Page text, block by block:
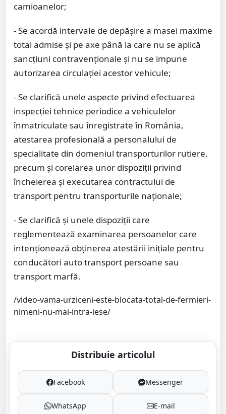
camioanelor;
- Se acordă intervale de depășire a masei maxime
total admise și pe axe până la care nu se aplică
sancțiuni contravenționale și nu se impune
autorizarea circulației acestor vehicule;
- Se clarifică unele aspecte privind efectuarea
inspecției tehnice periodice a vehiculelor
înmatriculate sau înregistrate în România,
atestarea profesională a personalului de
specialitate din domeniul transporturilor rutiere,
precum și corelarea unor dispoziții privind
încheierea și executarea contractului de
transport pentru transporturile naționale;
- Se clarifică și unele dispoziții care
reglementează examinarea persoanelor care
intenționează obținerea atestării inițiale pentru
conducători auto transport persoane sau
transport marfă.
/video-vama-urziceni-este-blocata-total-de-fermieri-
nimeni-nu-mai-intra-iese/
Distribuie articolul
Facebook Messenger
WhatsApp E-mail